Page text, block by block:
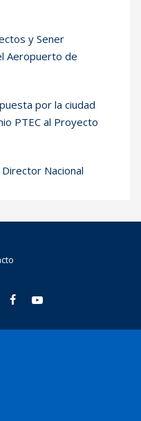
y Sener
Aeropuerto de
por la ciudad
PTEC al Proyecto
Nacional